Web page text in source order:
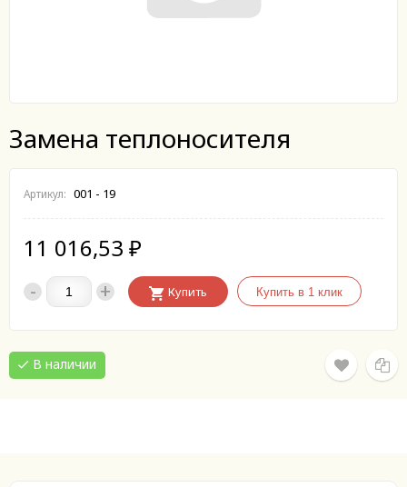
Замена теплоносителя
Артикул: 001 - 19
11 016,53 ₽
- + Купить
В наличии